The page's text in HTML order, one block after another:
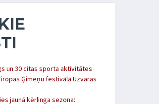
un 30 citas sporta aktivitātes
Ģimeņu festivālā Uzvaras
jaunā kērlinga sezona: